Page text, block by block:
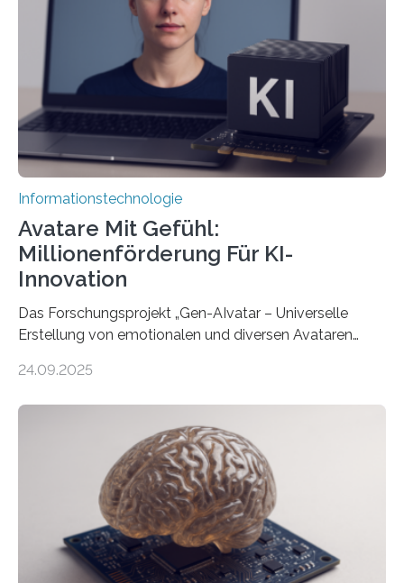
Informationstechnologie
Avatare Mit Gefühl:
Millionenförderung Für KI-
Innovation
Das Forschungsprojekt „Gen-AIvatar – Universelle
Erstellung von emotionalen und diversen Avataren
Förderung in Höhe von rund 2 Millionen Euro. Dabei
der MindPort GmbH eine neuartige, KI-gestützte
Lösung zur Erzeugung von Emotionen für realistische
Avatare. Gen-AIvatar entwickelt innovative und
kosteneffiziente Methoden, um lebensechte Avatare zu
erstellen. „Besonders wichtig ist uns eine ganzheitliche
Animation, bei der Stimme, Körperbewegung, Gestik
und Mimik im Einklang sind…
24.09.2025